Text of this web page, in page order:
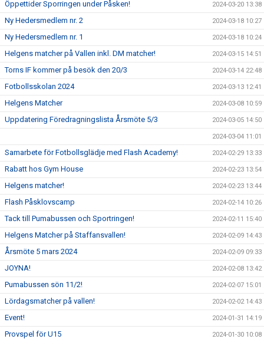
Öppettider Sporringen under Påsken! 2024-03-20 13:38
Ny Hedersmedlem nr. 2 2024-03-18 10:27
Ny Hedersmedlem nr. 1 2024-03-18 10:24
Helgens matcher på Vallen inkl. DM matcher! 2024-03-15 14:51
Torns IF kommer på besök den 20/3 2024-03-14 22:48
Fotbollsskolan 2024 2024-03-13 12:41
Helgens Matcher 2024-03-08 10:59
Uppdatering Föredragningslista Årsmöte 5/3 2024-03-05 14:50
2024-03-04 11:01
Samarbete för Fotbollsglädje med Flash Academy! 2024-02-29 13:33
Rabatt hos Gym House 2024-02-23 13:54
Helgens matcher! 2024-02-23 13:44
Flash Påsklovscamp 2024-02-14 10:26
Tack till Pumabussen och Sportringen! 2024-02-11 15:40
Helgens Matcher på Staffansvallen! 2024-02-09 14:43
Årsmöte 5 mars 2024 2024-02-09 09:33
JOYNA! 2024-02-08 13:42
Pumabussen sön 11/2! 2024-02-07 15:01
Lördagsmatcher på vallen! 2024-02-02 14:43
Event! 2024-01-31 14:19
Provspel för U15 2024-01-30 10:08